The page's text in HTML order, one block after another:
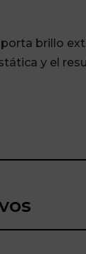
brillo
y el